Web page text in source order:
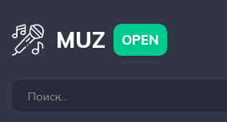
MUZ OPEN
артисты Популярные подборки